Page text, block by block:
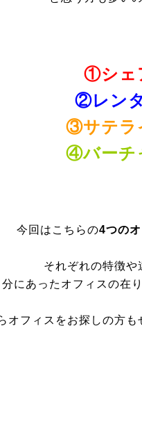
①シェ
②レン
③サテラ
④バーチ
今回はこちらの4つの
それぞれの特徴や
にあったオフィスの在
オフィスをお探しの方も